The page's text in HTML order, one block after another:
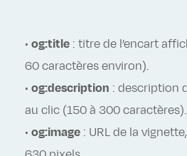
• og:title : titre de l’encart
60 caractères environ).
• og:description : description
au clic (150 à 300 caractères).
• og:image : URL de la